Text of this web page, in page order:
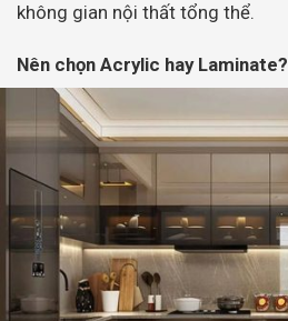
không gian nội thất tổng thể.
Nên chọn Acrylic hay Laminate?